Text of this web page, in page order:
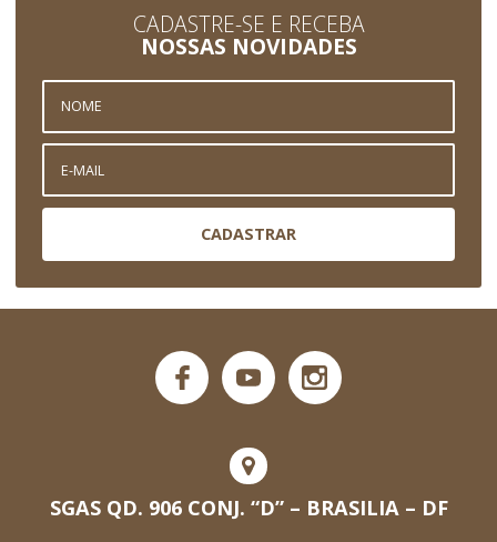
CADASTRE-SE E RECEBA
NOSSAS NOVIDADES
CADASTRAR
SGAS QD. 906 CONJ. “D” – BRASILIA – DF